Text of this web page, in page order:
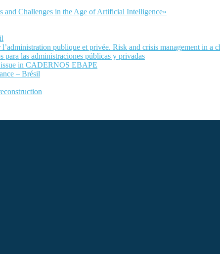
Challenges in the Age of Artificial Intelligence»
publique et privée. Risk and crisis management in
para las administraciones públicas y privadas
issue in CADERNOS EBAPE
– Brésil